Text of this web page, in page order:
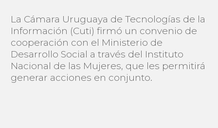
La Cámara Uruguaya de Tecnologías de la
Información (Cuti) firmó un convenio de
cooperación con el Ministerio de
Desarrollo Social a través del Instituto
Nacional de las Mujeres, que les permitirá
generar acciones en conjunto.